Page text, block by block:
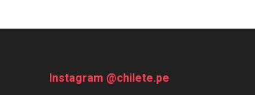
Instagram @chilete.pe